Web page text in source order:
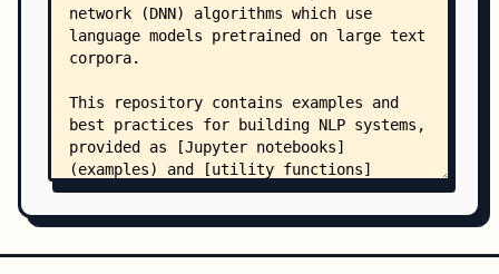
    │   ├── entailment/
    │   │   ├── README.md
│   │   ├──
    │   ├── model_explainability/
    │   │   ├── README.md
    │   │   └── interpret_dnn_layers.ipynb
    │   ├── named_entity_recognition/
    │   │   ├── README.md
    │   │   └── ner_wikigold_transformer.ipynb
    │   │   ├── README.md